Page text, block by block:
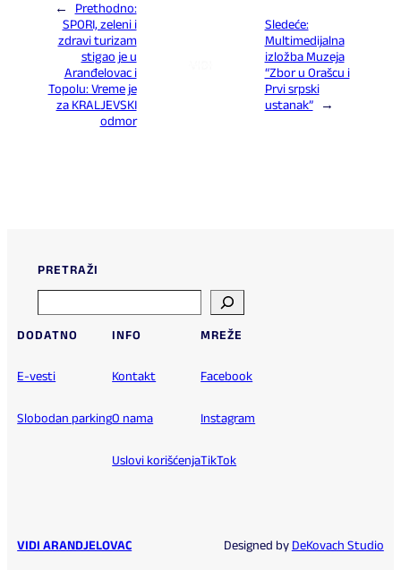
←
Prethodno:
SPORI, zeleni i
zdravi turizam
stigao je u
Aranđelovac i
Topolu: Vreme je
za KRALJEVSKI
odmor
Sledeće:
Multimedijalna
izložba Muzeja
“Zbor u Orašcu i
Prvi srpski
ustanak”
→
PRETRAŽI
DODATNO
E-vesti
Slobodan parking
INFO
Kontakt
O nama
Uslovi korišćenja
MREŽE
Facebook
Instagram
TikTok
VIDI ARANDJELOVAC Designed by DeKovach Studio